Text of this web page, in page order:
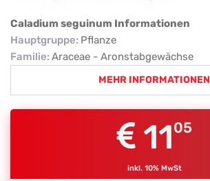
Caladium seguinum Informationen
Hauptgruppe: Pflanze
Familie: Araceae - Aronstabgewächse
MEHR INFORMATIONEN
1105
inkl. 10% MwSt